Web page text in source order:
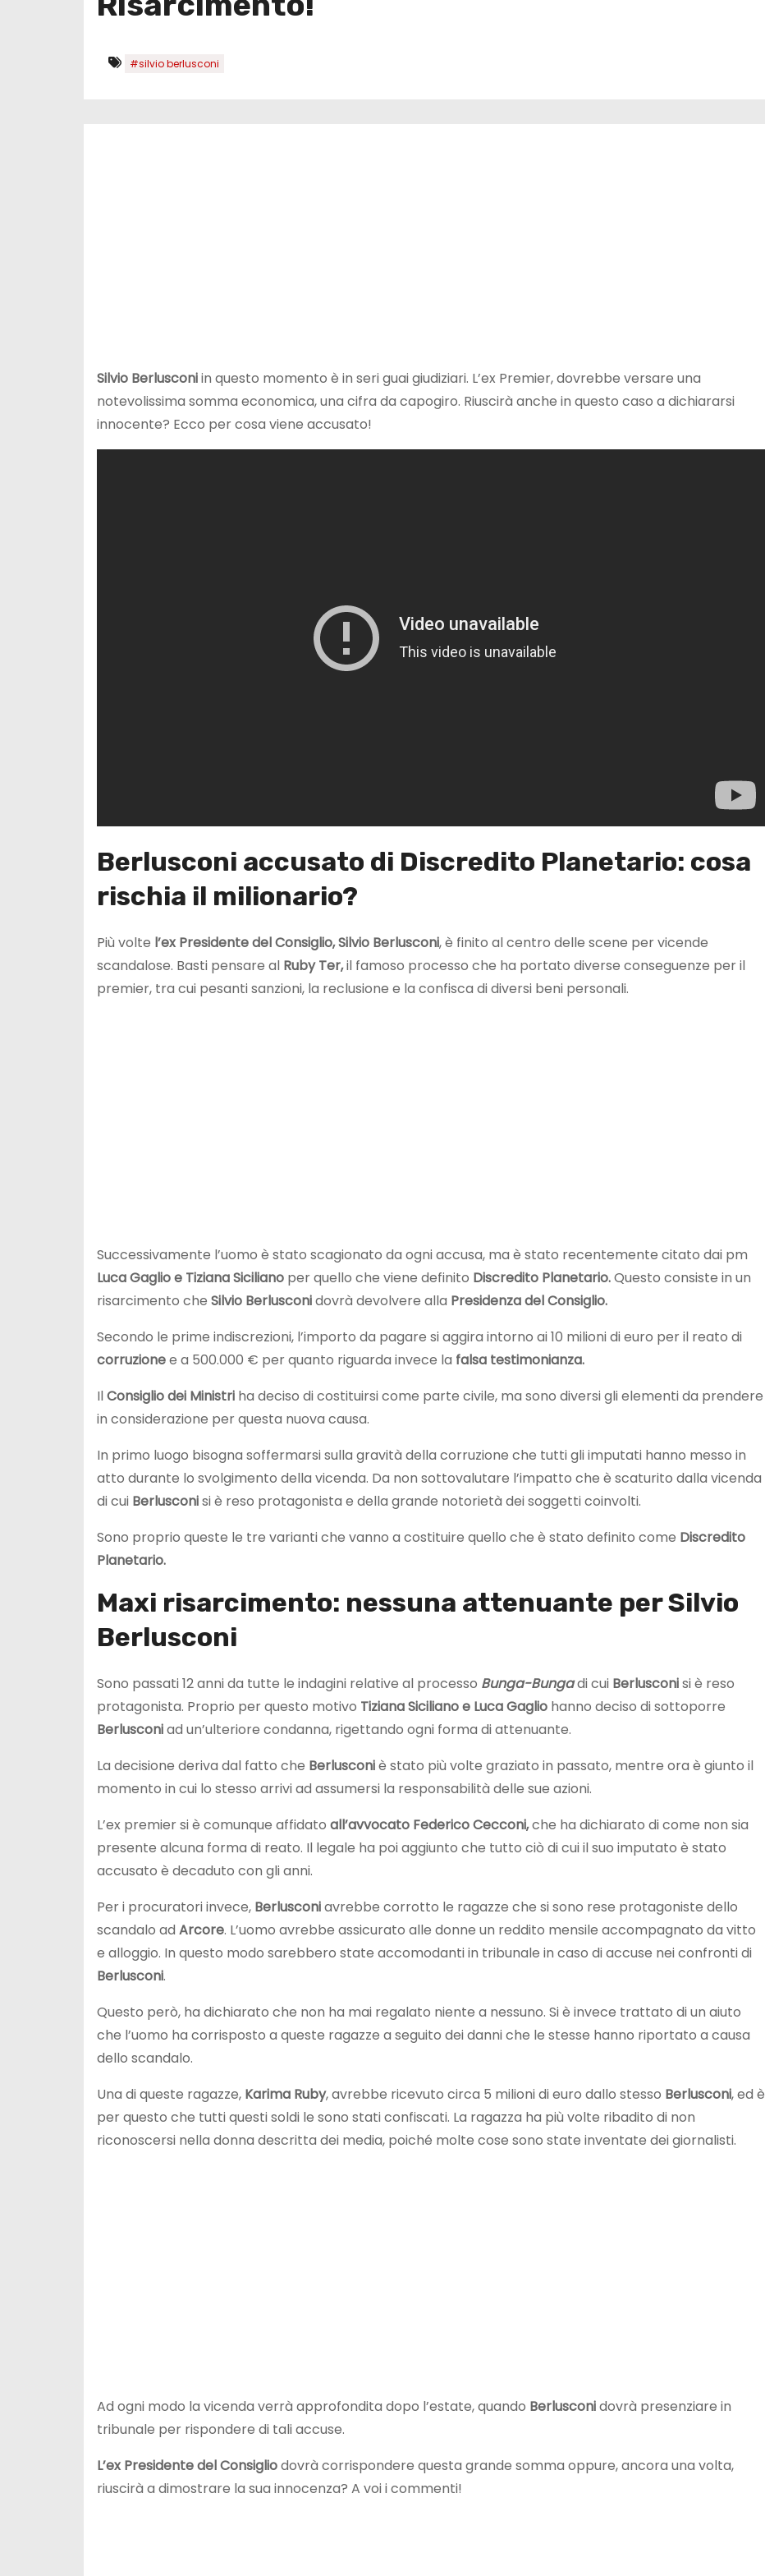
#silvio berlusconi
Silvio Berlusconiin questo momento è in seri guai giudiziari. L’ex Premier, dovrebbe versare una
notevolissima somma economica, una cifra da capogiro. Riuscirà anche in questo caso a dichiararsi
innocente? Ecco per cosa viene accusato!
Berlusconi accusato di Discredito Planetario: cosa
rischia il milionario?
Più volte l’ex Presidente del Consiglio, Silvio Berlusconi, è finito al centro delle scene per vicende
scandalose. Basti pensare al Ruby Ter,il famoso processo che ha portato diverse conseguenze per il
premier, tra cui pesanti sanzioni, la reclusione e la confisca di diversi beni personali.
Successivamente l’uomo è stato scagionato da ogni accusa, ma è stato recentemente citato dai pm
LucaGaglio e Tiziana Siciliano per quello che viene definito Discredito Planetario.Questo consiste in un
risarcimento che Silvio Berlusconidovrà devolvere alla Presidenza del Consiglio.
Secondo le prime indiscrezioni, l’importo da pagare si aggira intorno ai 10 milioni di euro per il reato di
corruzionee a 500.000 € per quanto riguarda invece la falsa testimonianza.
IlConsiglio dei Ministri ha deciso di costituirsi come parte civile, ma sono diversi gli elementi da prendere
in considerazione per questa nuova causa.
In primo luogo bisogna soffermarsi sulla gravità della corruzione che tutti gli imputati hanno messo in
atto durante lo svolgimento della vicenda. Da non sottovalutare l’impatto che è scaturito dalla vicenda
di cui Berlusconisi è reso protagonista e della grande notorietà dei soggetti coinvolti.
Sono proprio queste le tre varianti che vanno a costituire quello che è stato definito come Discredito
Planetario.
Maxi risarcimento: nessuna attenuante per Silvio
Berlusconi
Sono passati 12 anni da tutte le indagini relative al processo Bunga-Bungadi cui Berlusconisi è reso
protagonista. Proprio per questo motivo TizianaSiciliano e Luca Gaglio hanno deciso di sottoporre
Berlusconiad un’ulteriore condanna, rigettando ogni forma di attenuante.
La decisione deriva dal fatto che Berlusconiè stato più volte graziato in passato, mentre ora è giunto il
momento in cui lo stesso arrivi ad assumersi la responsabilità delle sue azioni.
L’ex premier si è comunque affidato all’avvocato Federico Cecconi,che ha dichiarato di come non sia
presente alcuna forma di reato. Il legale ha poi aggiunto che tutto ciò di cui il suo imputato è stato
accusato è decaduto con gli anni.
Per i procuratori invece, Berlusconiavrebbe corrotto le ragazze che si sono rese protagoniste dello
scandalo ad Arcore. L’uomo avrebbe assicurato alle donne un reddito mensile accompagnato da vitto
e alloggio. In questo modo sarebbero state accomodanti in tribunale in caso di accuse nei confronti di
Berlusconi.
Questo però, ha dichiarato che non ha mai regalato niente a nessuno. Si è invece trattato di un aiuto
che l’uomo ha corrisposto a queste ragazze a seguito dei danni che le stesse hanno riportato a causa
dello scandalo.
Una di queste ragazze, Karima Ruby, avrebbe ricevuto circa 5 milioni di euro dallo stesso Berlusconi, ed è
per questo che tutti questi soldi le sono stati confiscati. La ragazza ha più volte ribadito di non
riconoscersi nella donna descritta dei media, poiché molte cose sono state inventate dei giornalisti.
Ad ogni modo la vicenda verrà approfondita dopo l’estate, quando Berlusconidovrà presenziare in
tribunale per rispondere di tali accuse.
L’ex Presidente del Consigliodovrà corrispondere questa grande somma oppure, ancora una volta,
riuscirà a dimostrare la sua innocenza? A voi i commenti!